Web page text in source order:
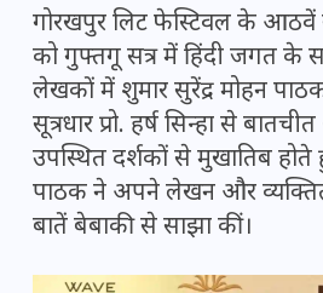
गोरखपुर लिट फेस्टिवल के आठवें
को गुफ्तगू सत्र में हिंदी जगत के
लेखकों में शुमार सुरेंद्र मोहन
सूत्रधार प्रो. हर्ष सिन्हा से
उपस्थित दर्शकों से मुखातिब होते
पाठक ने अपने लेखन और
बातें बेबाकी से साझा कीं।